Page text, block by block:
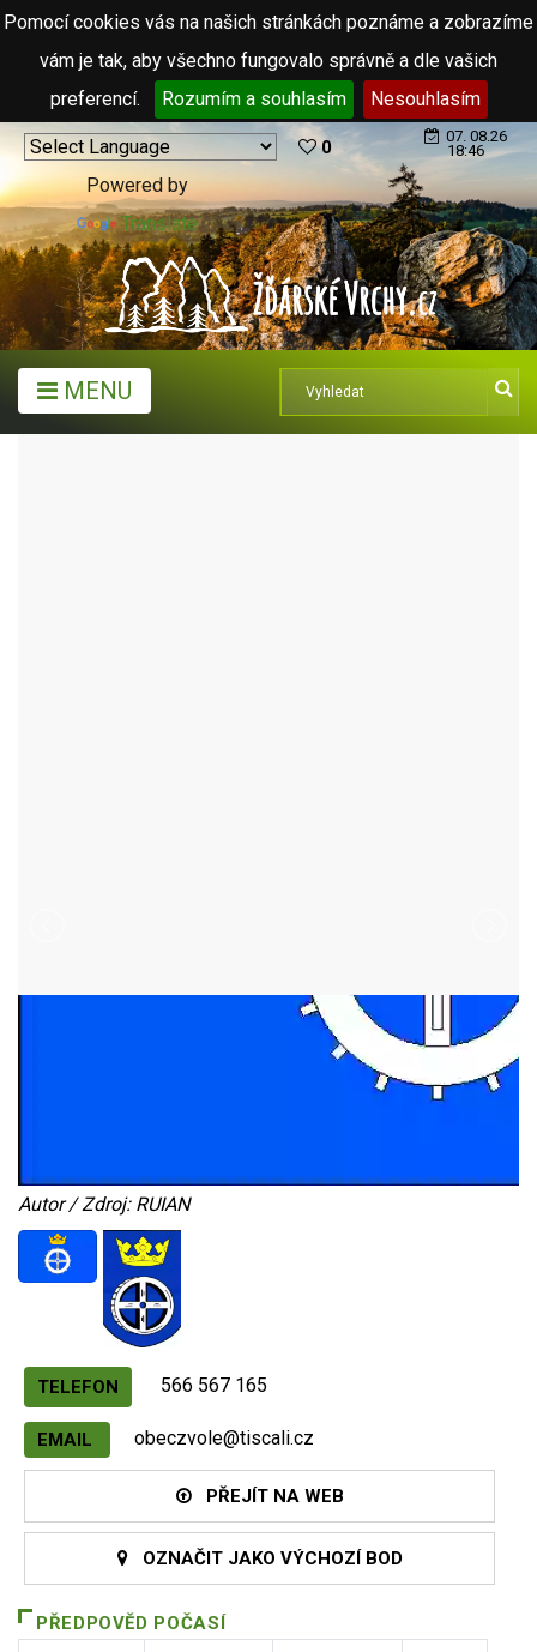
Pomocí cookies vás na našich stránkách poznáme a zobrazíme
vám je tak, aby všechno fungovalo správně a dle vašich
preferencí.
Rozumím a souhlasím Nesouhlasím
Powered by
Translate
0
07. 08.26
18:46
MENU
Autor / Zdroj: RUIAN
TELEFON 566 567 165
EMAIL obeczvole@tiscali.cz
PŘEJÍT NA WEB
OZNAČIT JAKO VÝCHOZÍ BOD
PŘEDPOVĚD POČASÍ